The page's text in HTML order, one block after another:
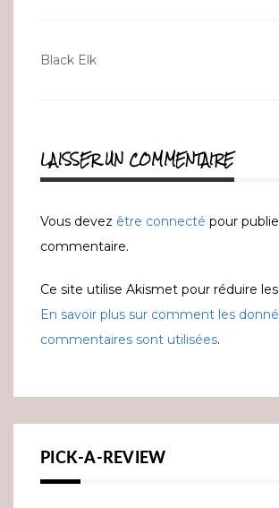
Navigation
Black Elk
LAISSER UN COMMENTAIRE
Vous devez être connecté pour
commentaire.
Ce site utilise Akismet pour réduire les
En savoir plus sur comment les
commentaires sont utilisées.
PICK-A-REVIEW